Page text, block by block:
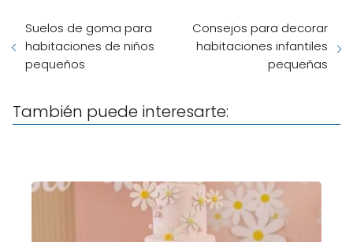
Suelos de goma para
habitaciones de niños
pequeños
Consejos para decorar
habitaciones infantiles
pequeñas
También puede interesarte: